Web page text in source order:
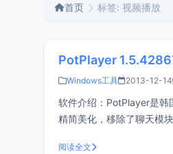
首页 标签: 视频播放
PotPlayer
Windows工具 2013-12-14
软件介绍：PotPlayer是
精简美化，移除了聊天模
阅读全文